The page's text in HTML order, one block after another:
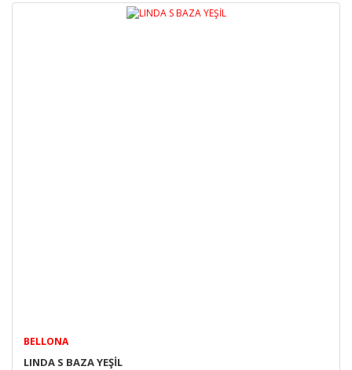
BELLONA
LINDA S BAZA YEŞİL